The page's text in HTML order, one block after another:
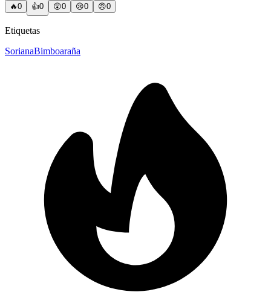
🔥0 👍0 😲0 😢0 😠0
Etiquetas
SorianaBimboaraña